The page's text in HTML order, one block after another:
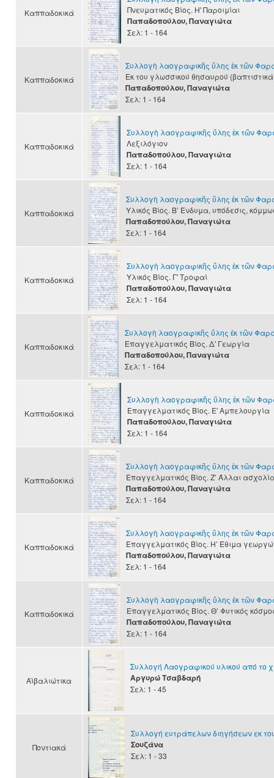
Καππαδοκικά
Πνευματικός Βίος. Η' Παροιμίαι
Παπαδοπούλου, Παναγιώτα
Σελ: 1 - 164
Καππαδοκικά
Συλλογὴ λαογραφικῆς ὕλης ἐκ τῶν
Εκ του γλωσσικού θησαυρού
Παπαδοπούλου, Παναγιώτα
Σελ: 1 - 164
Καππαδοκικά
Συλλογὴ λαογραφικῆς ὕλης ἐκ τῶν
Λεξιλόγιον
Παπαδοπούλου, Παναγιώτα
Σελ: 1 - 164
Καππαδοκικά
Συλλογὴ λαογραφικῆς ὕλης ἐκ τῶν
Υλικός Βίος. Β’ Ένδυμα, υπόδεσις,
Παπαδοπούλου, Παναγιώτα
Σελ: 1 - 164
Καππαδοκικά
Συλλογὴ λαογραφικῆς ὕλης ἐκ τῶν
Υλικός Βίος. Γ' Τροφαί
Παπαδοπούλου, Παναγιώτα
Σελ: 1 - 164
Καππαδοκικά
Συλλογὴ λαογραφικῆς ὕλης ἐκ τῶν
Επαγγελματικός Βίος. Δ' Γεωργία
Παπαδοπούλου, Παναγιώτα
Σελ: 1 - 164
Καππαδοκικά
Συλλογὴ λαογραφικῆς ὕλης ἐκ τῶν
Επαγγελματικός Βίος. Ε' Αμπελουργία
Παπαδοπούλου, Παναγιώτα
Σελ: 1 - 164
Καππαδοκικά
Συλλογὴ λαογραφικῆς ὕλης ἐκ τῶν
Επαγγελματικός Βίος. Ζ’ Άλλαι
Παπαδοπούλου, Παναγιώτα
Σελ: 1 - 164
Καππαδοκικά
Συλλογὴ λαογραφικῆς ὕλης ἐκ τῶν
Επαγγελματικός Βίος. Η’ Έθιμα
Παπαδοπούλου, Παναγιώτα
Σελ: 1 - 164
Καππαδοκικά
Συλλογὴ λαογραφικῆς ὕλης ἐκ τῶν
Επαγγελματικός Βίος. Θ’ Φυτικός
Παπαδοπούλου, Παναγιώτα
Σελ: 1 - 164
Αϊβαλιώτικα
Συλλογή Λαογραφικού υλικού από το
Αργυρώ Τσαβδαρή
Σελ: 1 - 45
Ποντιακά
Συλλογή ευτράπελων διηγήσεων εκ
Σουζάνα
Σελ: 1 - 33